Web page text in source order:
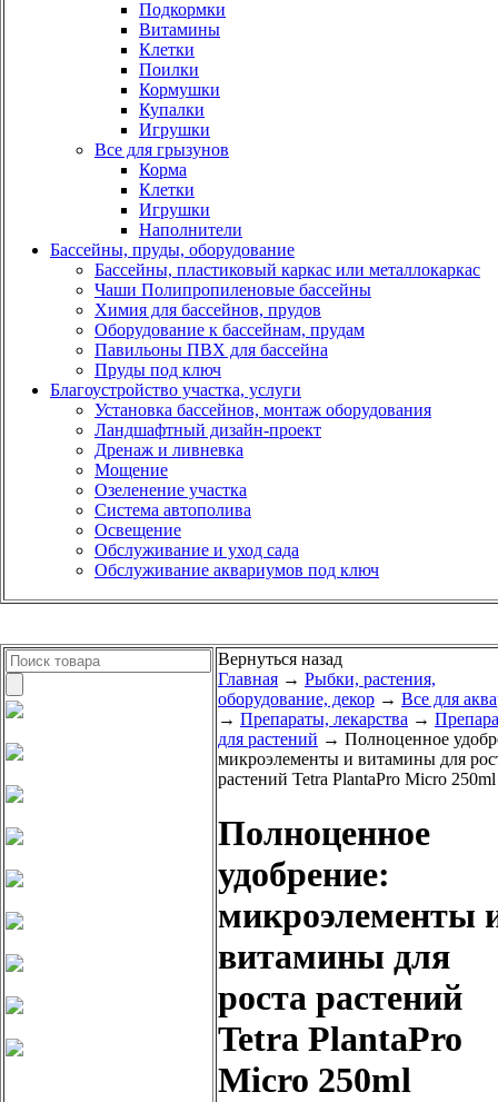
Подкормки
Витамины
Клетки
Поилки
Кормушки
Купалки
Игрушки
Все для грызунов
Корма
Клетки
Игрушки
Наполнители
Бассейны, пруды, оборудование
Бассейны, пластиковый каркас или металлокаркас
Чаши Полипропиленовые бассейны
Химия для бассейнов, прудов
Оборудование к бассейнам, прудам
Павильоны ПВХ для бассейна
Пруды под ключ
Благоустройство участка, услуги
Установка бассейнов, монтаж оборудования
Ландшафтный дизайн-проект
Дренаж и ливневка
Мощение
Озеленение участка
Система автополива
Освещение
Обслуживание и уход сада
Обслуживание аквариумов под ключ
Вернуться назад
Главная → Рыбки, растения,
оборудование, декор → Все для
→ Препараты, лекарства →
для растений → Полноценное
микроэлементы и витамины для
растений Tetra PlantaPro Micro 250ml
Полноценное
удобрение:
микроэлементы
витамины для
роста растений
Tetra PlantaPro
Micro 250ml